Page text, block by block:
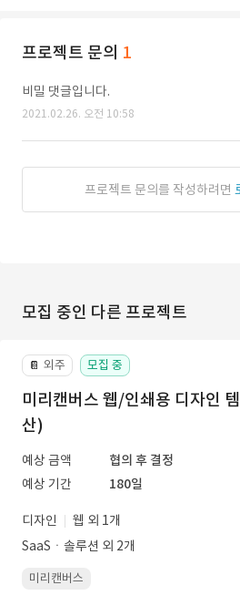
프로젝트 문의 1
비밀 댓글입니다.
2021.02.26. 오전 10:58
프로젝트 문의를 작성하려면
모집 중인 다른 프로젝트
📔 외주 모집 중
미리캔버스 웹/인쇄용 디자인
산)
예상 금액
협의 후 결정
예상 기간
180일
디자인
웹 외 1개
SaaSㆍ솔루션 외 2개
미리캔버스